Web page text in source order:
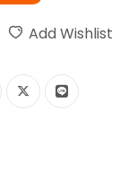
Add Wishlist